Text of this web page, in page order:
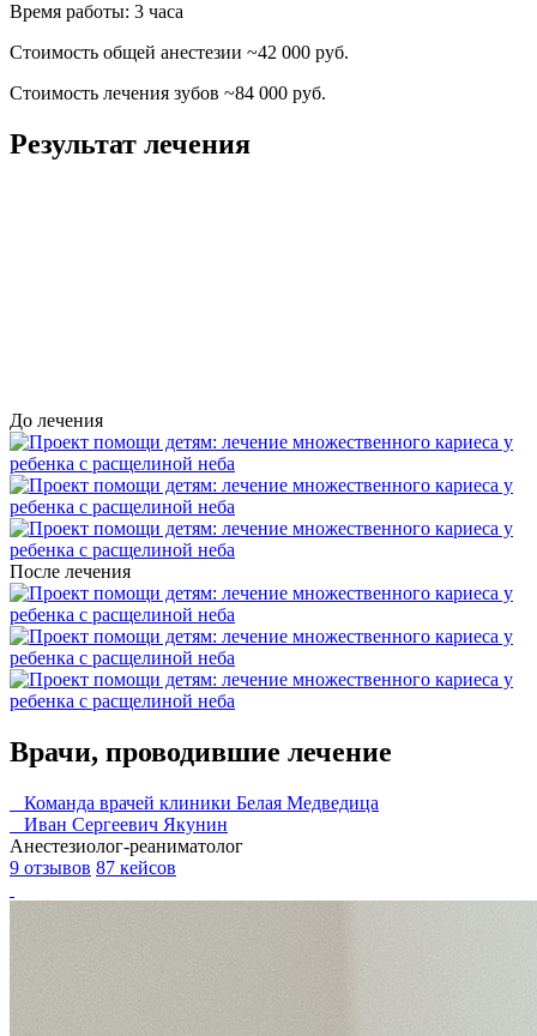
Время работы: 3 часа
Стоимость общей анестезии ~42 000 руб.
Стоимость лечения зубов ~84 000 руб.
Результат лечения
До лечения
После лечения
Врачи, проводившие лечение
Команда врачей клиники Белая Медведица
Иван Сергеевич Якунин
Анестезиолог-реаниматолог
9 отзывов 87 кейсов